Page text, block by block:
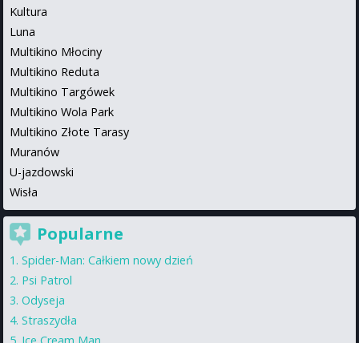
Kultura
Luna
Multikino Młociny
Multikino Reduta
Multikino Targówek
Multikino Wola Park
Multikino Złote Tarasy
Muranów
U-jazdowski
Wisła
Popularne
Spider-Man: Całkiem nowy dzień
Psi Patrol
Odyseja
Straszydła